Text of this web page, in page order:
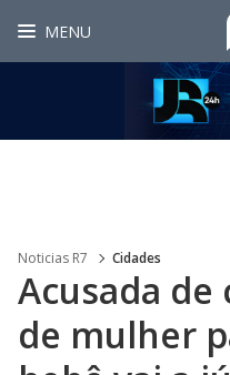
MENU
Noticias R7 Cidades
Acusada
de mulher